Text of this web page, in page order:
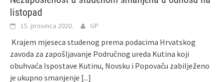
listopad
15. prosinca 2020. GP
Krajem mjeseca studenog prema podacima Hrvatskog
zavoda za zapošljavanje Područnog ureda Kutina koji
obuhvaća Ispostave Kutinu, Novsku i Popovaču zabilježeno
je ukupno smanjenje [...]